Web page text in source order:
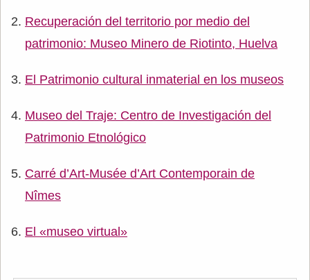
Recuperación del territorio por medio del
patrimonio: Museo Minero de Riotinto, Huelva
El Patrimonio cultural inmaterial en los museos
Museo del Traje: Centro de Investigación del
Patrimonio Etnológico
Carré d’Art-Musée d’Art Contemporain de
Nîmes
El «museo virtual»